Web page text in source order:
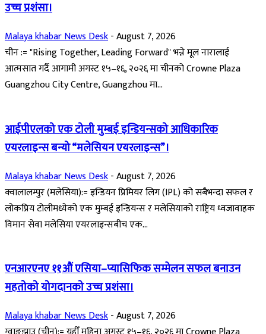
उच्च प्रशंसा।
Malaya khabar News Desk-August 7, 2026
चीन := "Rising Together, Leading Forward" भन्ने मूल नारालाई
आत्मसात गर्दै आगामी अगस्ट १५–१६, २०२६ मा चीनको Crowne Plaza
Guangzhou City Centre, Guangzhou मा...
आईपीएलको एक टोली मुम्बई इन्डियन्सको आधिकारिक
एयरलाइन्स बन्यो “मलेसियन एयरलाइन्स”।
Malaya khabar News Desk-August 7, 2026
क्वालालम्पुर (मलेसिया):= इन्डियन प्रिमियर लिग (IPL) को सबैभन्दा सफल र
लोकप्रिय टोलीमध्येको एक मुम्बई इन्डियन्स र मलेसियाको राष्ट्रिय ध्वजावाहक
विमान सेवा मलेसिया एयरलाइन्सबीच एक...
एनआरएनए ११औं एसिया–प्यासिफिक सम्मेलन सफल बनाउन
महतोको योगदानको उच्च प्रशंसा।
Malaya khabar News Desk-August 7, 2026